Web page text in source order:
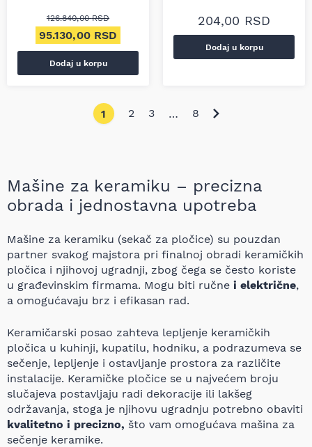
126.840,00RSD
Originalna cena je bila: 126.840,00 RSD.
95.130,00 RSD Trenutna cena je: 95.130,00 RSD.
Dodaj u korpu
204,00 RSD
Dodaj u korpu
1 2 3 … 8
Mašine za keramiku – precizna
obrada i jednostavna upotreba
Mašine za keramiku (sekač za pločice) su pouzdan
partner svakog majstora pri finalnoj obradi keramičkih
pločica i njihovoj ugradnji, zbog čega se često koriste
u građevinskim firmama. Mogu biti ručne i električne,
a omogućavaju brz i efikasan rad.
Keramičarski posao zahteva lepljenje keramičkih
pločica u kuhinji, kupatilu, hodniku, a podrazumeva se
sečenje, lepljenje i ostavljanje prostora za različite
instalacije. Keramičke pločice se u najvećem broju
slučajeva postavljaju radi dekoracije ili lakšeg
održavanja, stoga je njihovu ugradnju potrebno obaviti
kvalitetno i precizno, što vam omogućava mašina za
sečenje keramike.